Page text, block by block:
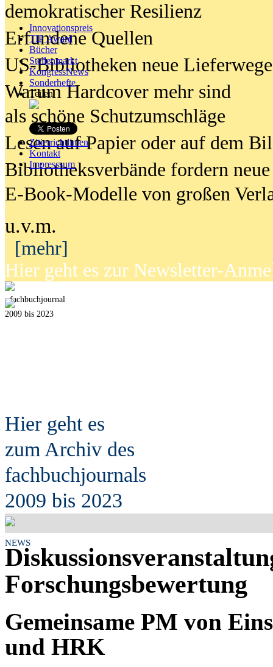
Innovationspreis
TIP Award
Bücher
Stellenmarkt
KongressNews
Sonderhefte
Teilen
Zitierrichtlinien
Kontakt
Impresssum
demokratischer Resilienz
Erfundene Quellen
US-Bibliotheken neue Lieferwege
Warum Hardcover mehr sind
als schöne Schutzumschläge
Lesen auf Papier oder auf dem
Bibliotheksverbände fordern neue
E-Book-Modelle von großen
u.v.m.
[mehr]
Hier geht es zur Newsletter-
fachbuchjournal
2009 bis 2023
Hier geht es
zum Archiv des
fachbuchjournals
2009 bis 2023
NEWS
Forschungsbewertung
Gemeinsame PM von
und HRK